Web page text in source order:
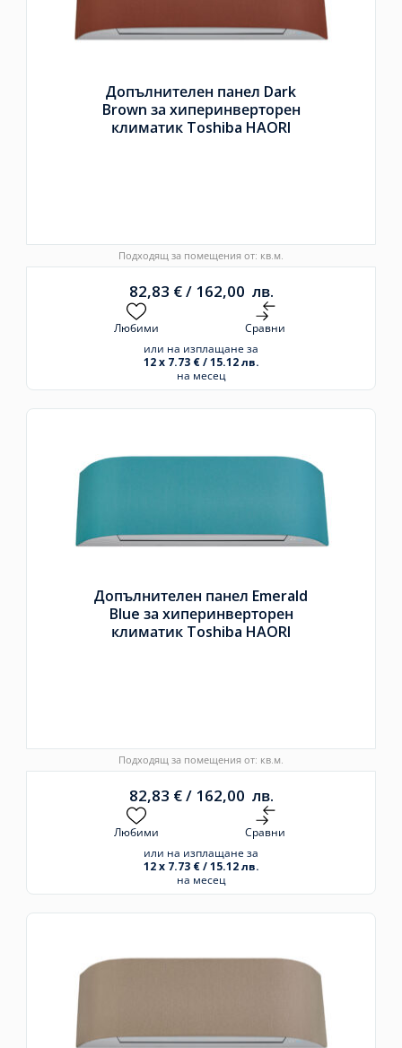
Допълнителен панел Dark
Brown за хиперинверторен
климатик Toshiba HAORI
Подходящ за помещения от: кв.м.
82,83 €/ 162,00 лв.
Любими
Сравни
или на изплащане за
12 x 7.73 € / 15.12 лв.
на месец
Допълнителен панел Emerald
Blue за хиперинверторен
климатик Toshiba HAORI
Подходящ за помещения от: кв.м.
82,83 €/ 162,00 лв.
Любими
Сравни
или на изплащане за
12 x 7.73 € / 15.12 лв.
на месец